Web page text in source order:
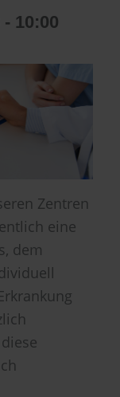
- 10:00
Zentren
eine
dem